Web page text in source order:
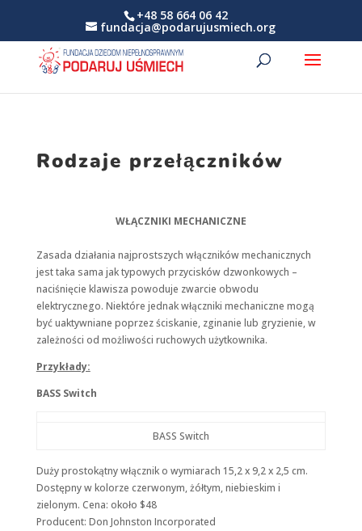
+48 58 664 06 42
fundacja@podarujusmiech.org
Rodzaje przełączników
WŁĄCZNIKI MECHANICZNE
Zasada działania najprostszych włączników mechanicznych
jest taka sama jak typowych przycisków dzwonkowych –
naciśnięcie klawisza powoduje zwarcie obwodu
elektrycznego. Niektóre jednak włączniki mechaniczne mogą
być uaktywniane poprzez ściskanie, zginanie lub gryzienie, w
zależności od możliwości ruchowych użytkownika.
Przykłady:
BASS Switch
BASS Switch
Duży prostokątny włącznik o wymiarach 15,2 x 9,2 x 2,5 cm.
Dostępny w kolorze czerwonym, żółtym, niebieskim i
zielonym. Cena: około $48
Producent: Don Johnston Incorporated
nie są
do
funkcjonowania
internetowej.